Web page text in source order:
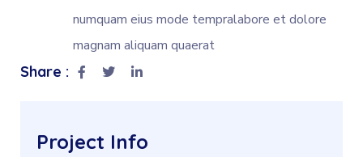
numquam eius mode tempralabore et dolore
magnam aliquam quaerat
Share :
Project Info